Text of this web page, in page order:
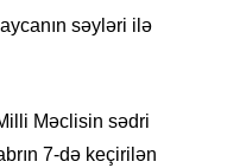
səyləri ilə
Məclisin sədri
7-də keçirilən